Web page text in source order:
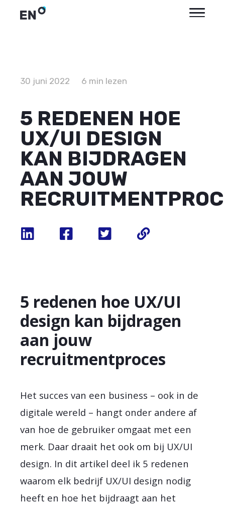
30 juni 2022 6 min lezen
5 REDENEN HOE
UX/UI DESIGN
KAN BIJDRAGEN
AAN JOUW
5 redenen hoe UX/UI
design kan bijdragen
aan jouw
recruitmentproces
Het succes van een business – ook in de
digitale wereld – hangt onder andere af
van hoe de gebruiker omgaat met een
merk. Daar draait het ook om bij UX/UI
design. In dit artikel deel ik 5 redenen
waarom elk bedrijf UX/UI design nodig
heeft en hoe het bijdraagt aan het